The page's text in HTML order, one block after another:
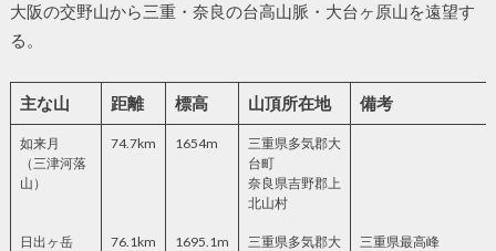
大阪の交野山から三重・奈良の台高山脈・大台ヶ原山を遠望す
る。
主な山 距離 標高 山頂所在地 備考
如来月
（三津河落
山）
74.7km 1654m
三重県多気郡大
台町
奈良県吉野郡上
北山村
日出ヶ岳
76.1km 1695.1m
三重県多気郡大
三重県最高峰